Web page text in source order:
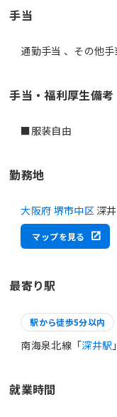
手当
通勤手当 、その他
手当・福利厚生備考
■服装自由
勤務地
大阪府 堺市中区深井
マップを見る
最寄り駅
駅から徒歩5分以内
南海泉北線「深井駅
就業時間